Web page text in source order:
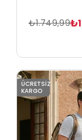
₺1.749,99
ÜCRETSIZ
KARGO